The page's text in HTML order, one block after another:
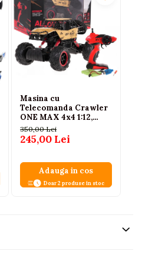
Masina cu
Telecomanda Crawler
ONE MAX 4x4 1:12,
Caroserie Metalica,
Suspensie cu Arcuri,
Roti din Cauciuc,
350,00 Lei
245,00 Lei
Adauga in cos
Doar 2 produse in stoc